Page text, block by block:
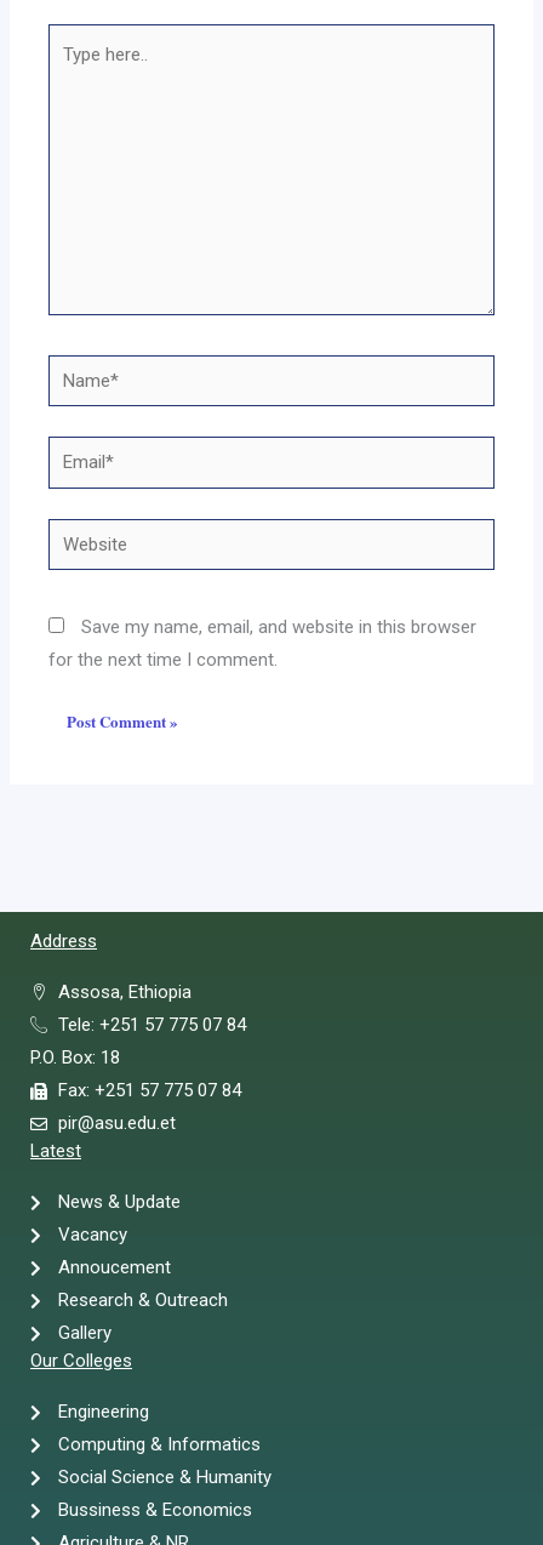
here..
Name*
Email*
Website
Save my name, email, and website in this browser
for the next time I comment.
Address
Assosa, Ethiopia
Tele: +251 57 775 07 84
P.O. Box: 18
Fax: +251 57 775 07 84
pir@asu.edu.et
Latest
News & Update
Vacancy
Annoucement
Research & Outreach
Gallery
Our Colleges
Engineering
Computing & Informatics
Social Science & Humanity
Bussiness & Economics